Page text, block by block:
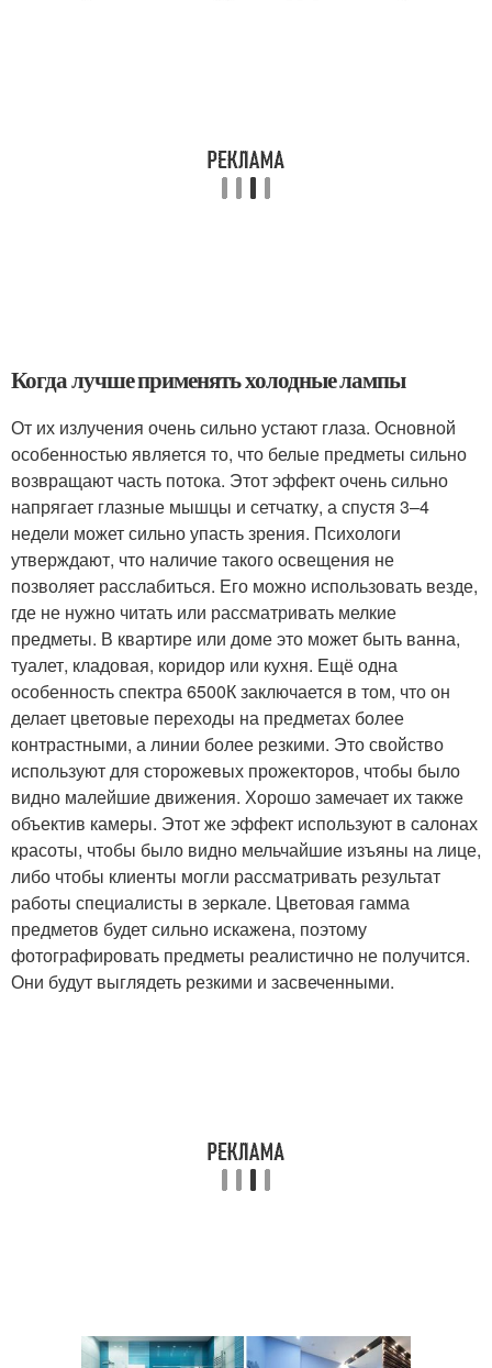
Когда лучше применять холодные лампы
От их излучения очень сильно устают глаза. Основной
особенностью является то, что белые предметы сильно
возвращают часть потока. Этот эффект очень сильно
напрягает глазные мышцы и сетчатку, а спустя 3–4
недели может сильно упасть зрения. Психологи
утверждают, что наличие такого освещения не
позволяет расслабиться. Его можно использовать везде,
где не нужно читать или рассматривать мелкие
предметы. В квартире или доме это может быть ванна,
туалет, кладовая, коридор или кухня. Ещё одна
особенность спектра 6500К заключается в том, что он
делает цветовые переходы на предметах более
контрастными, а линии более резкими. Это свойство
используют для сторожевых прожекторов, чтобы было
видно малейшие движения. Хорошо замечает их также
объектив камеры. Этот же эффект используют в салонах
красоты, чтобы было видно мельчайшие изъяны на лице,
либо чтобы клиенты могли рассматривать результат
работы специалисты в зеркале. Цветовая гамма
предметов будет сильно искажена, поэтому
фотографировать предметы реалистично не получится.
Они будут выглядеть резкими и засвеченными.